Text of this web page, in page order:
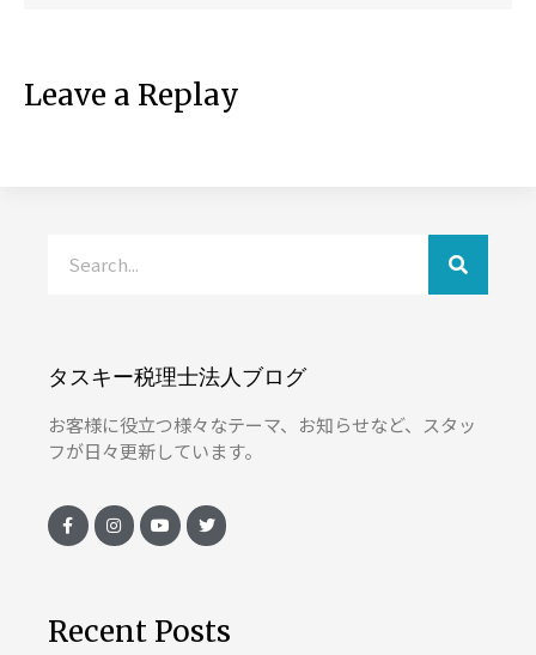
Leave a Replay
タスキー税理士法人ブログ
お客様に役立つ様々なテーマ、お知らせなど、スタッ
フが日々更新しています。
Recent Posts